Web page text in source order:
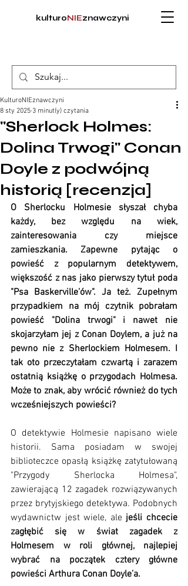
kulturoNIEznawczyni
"Sherlock Holmes:
Dolina Trwogi" Conan
Doyle z podwójną
historią [recenzja]
KulturoNIEznawczyni
8 sty 2025 3 minut(y) czytania
O Sherlocku Holmesie słyszał chyba
każdy, bez względu na wiek,
zainteresowania czy miejsce
zamieszkania. Zapewne pytając o
powieść z popularnym detektywem,
większość z nas jako pierwszy tytuł poda
"Psa Baskerville’ów". Ja też. Zupełnym
przypadkiem na mój czytnik pobrałam
powieść "Dolina trwogi" i nawet nie
skojarzyłam jej z Conan Doylem, a już na
pewno nie z Sherlockiem Holmesem. I
tak oto przeczytałam czwartą i zarazem
ostatnią książkę o przygodach Holmesa.
Może to znak, aby wrócić również do tych
wcześniejszych powieści?
O detektywie Holmesie napisano wiele
historii. Sama posiadam w swojej
biblioteczce opasłą książkę zatytułowaną
"Przygody Sherlocka Holmesa",
zawierającą 12 zagadek rozwiązywanych
przez brytyjskiego detektywa. Podobnych
wydawnictw jest wiele, ale jeśli chcecie
zagłębić się w świat zagadek z
Holmesem w roli głównej, najlepiej
wybrać na początek cztery główne
powieści Arthura Conan Doyle’a.